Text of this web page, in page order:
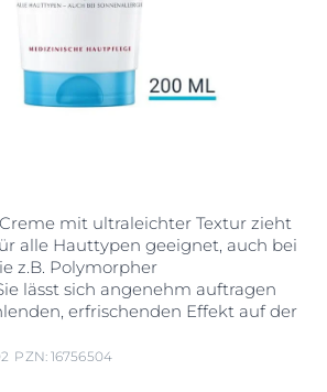
mit ultraleichter Textur zieht
alle Hauttypen geeignet, auch bei
z.B. Polymorpher
lässt sich angenehm auftragen
erfrischenden Effekt auf der
PZN: 16756504